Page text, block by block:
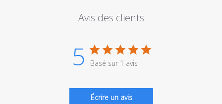
Avis des clients
5 Basé sur 1 avis
Écrire un avis